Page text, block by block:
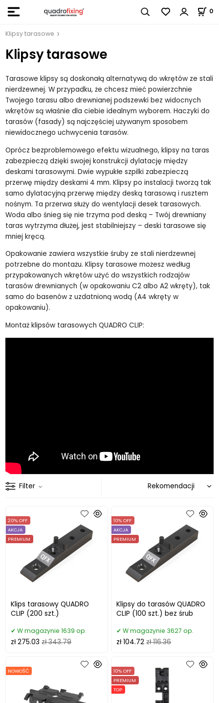
0
Klipsy tarasowe
Klipsy tarasowe
Tarasowe klipsy są doskonałą alternatywą do wkrętów ze stali
nierdzewnej. W przypadku, że chcesz mieć powierzchnie
Twojego tarasu albo drewnianej podszewki bez widocnych
wkrętów są właśnie dla ciebie idealnym wyborem. Haczyki do
tarasów (fasady) są najczęściej używanym sposobem
niewidocznego uchwycenia tarasów.
Oprócz bezproblemowego efektu wizualnego, klipsy na taras
zabezpieczą dzięki swojej konstrukcji dylatację między
deskami tarasowymi. Dwie wypukłe szpilki zabezpieczą
przerwę między deskami 4 mm. Klipsy po instalacji tworzą tak
samo dylatacyjną przerwę między deską tarasową i rusztem
nośnym. Ta przerwa służy do wentylacji desek tarasowych.
Woda albo śnieg się nie trzyma pod deską – Twój drewniany
taras wytrzyma dłużej, jest stabilniejszy – deski tarasowe się
mniej kręcą.
Opakowanie zawiera wszystkie śruby ze stali nierdzewnej
potrzebne do montażu. Klipsy tarasowe możesz według
przypakowanych wkrętów użyć do wszystkich rodzajów
tarasów drewnianych (w opakowaniu C2 albo A2 wkręty), tak
samo do basenów z uzdatnioną wodą (A4 wkręty w
opakowaniu).
Montaż klipsów tarasowych QUADRO CLIP:
Filter
Klips tarasowy QUADRO
CLIP (200 szt.)
20% OFF
AKCJA
PREMIUM
W magazynie 1639 op.
zł 275.03 zł 343.79
Klipsy do tarasów QUADRO
CLIP (100 szt.) bez śrub
10% OFF
AKCJA
PREMIUM
W magazynie 3627 op.
zł 104.72 zł 116.36
NOWOŚĆ
10% OFF
PREMIUM
TOP